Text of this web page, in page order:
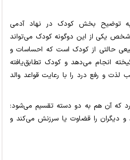
به توضیح بخش کودک در نهاد آدمی
یکی از این دوگونه کودک می‌تواند
حالتی از کودک است که احساسات و
انجام می‌دهد و کودک تطابق‌یافته
و رفع درد را با رعایت قواعد والد
که آن هم به دو دسته تقسیم می‌شود:
و دیگران را قضاوت یا سرزنش می‌کند و